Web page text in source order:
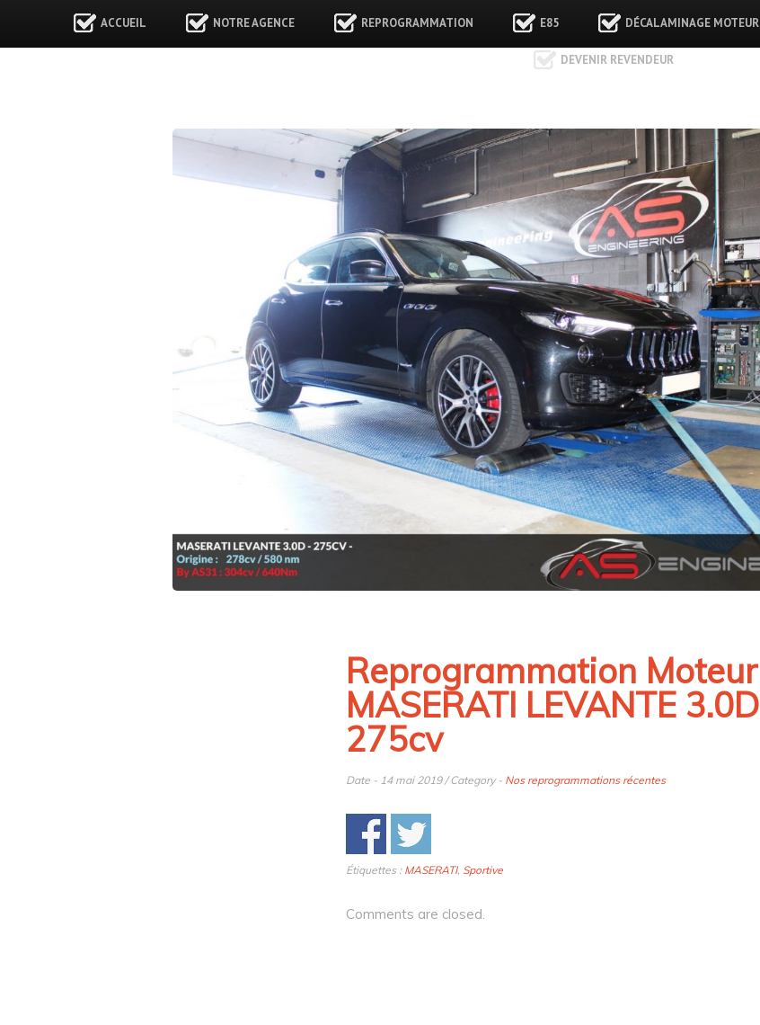
ACCUEIL NOTRE AGENCE REPROGRAMMATION E85 DÉCALAMINAGE MOTEUR
DEVENIR REVENDEUR
Reprogrammation Moteur
MASERATI LEVANTE 3.0D
275cv
Date - 14 mai 2019 / Category - Nos reprogrammations récentes
Étiquettes : MASERATI, Sportive
Comments are closed.